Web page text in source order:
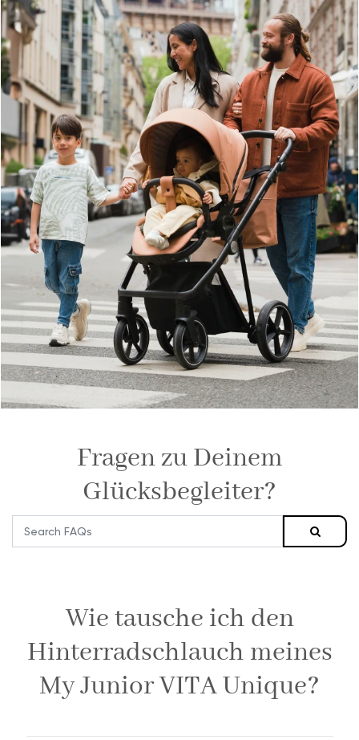
Fragen zu Deinem
Glücksbegleiter?
Wie tausche ich den
Hinterradschlauch meines
My Junior VITA Unique?